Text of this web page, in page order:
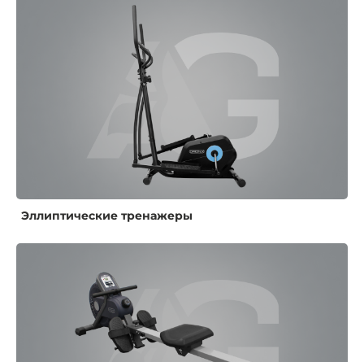
Эллиптические тренажеры